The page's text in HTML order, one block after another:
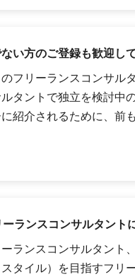
い方のご登録も歓迎し
フリーランスコンサル
タントで独立を検討中
紹介されるために、前
ランスコンサルタント
ランスコンサルタント
タイル）を目指すフリ